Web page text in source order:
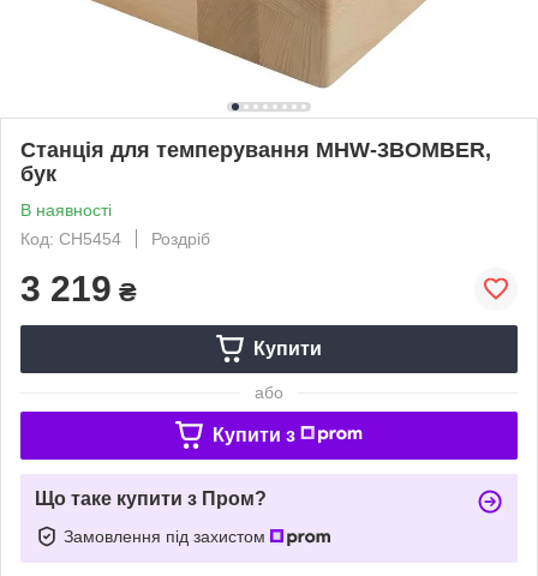
Станція для темперування MHW-3BOMBER,
бук
В наявності
Код: CH5454
Роздріб
3 219 ₴
Купити
або
Купити з
Що таке купити з Пром?
Замовлення під захистом